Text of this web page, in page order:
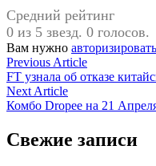
Средний рейтинг
0 из 5 звезд. 0 голосов.
Вам нужно
Навигация
по
записям
Previous ArticlePrevious
article:
FT узнала об отказе
Next ArticleNext
article:
Комбо Dropee на 21
Свежие записи